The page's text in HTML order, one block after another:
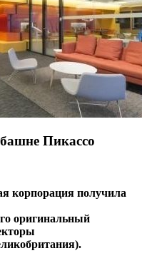
Пикассо
корпорация получила
оригинальный